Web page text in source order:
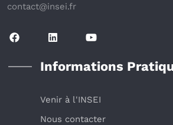
contact@insei.fr
Informations
Venir à l'INSEI
Nous contacter